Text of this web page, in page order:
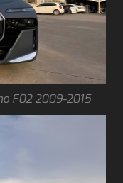
F02 2009-2015